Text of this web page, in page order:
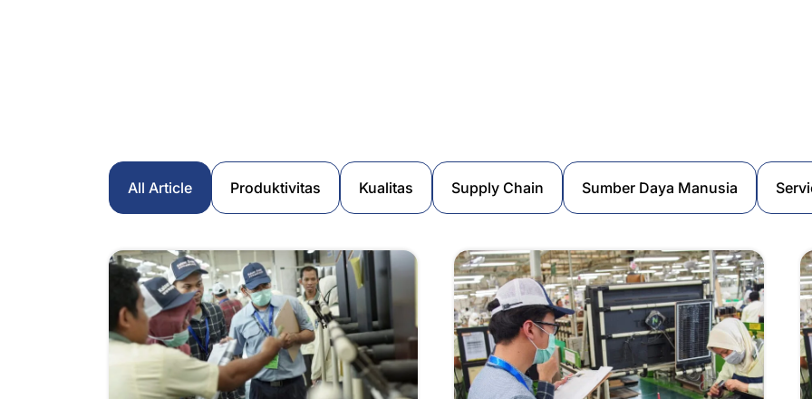
All Article Produktivitas Kualitas Supply Chain Sumber Daya Manusia